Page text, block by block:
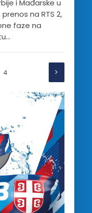
i Mađarske u
na RTS 2,
faze na
4